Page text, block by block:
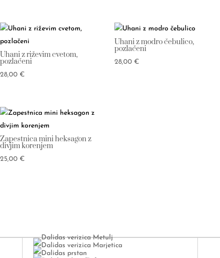
Uhani z riževim cvetom,
pozlačeni
28,00 €
Uhani z modro čebulico,
pozlačeni
28,00 €
Zapestnica mini heksagon z
divjim korenjem
25,00 €